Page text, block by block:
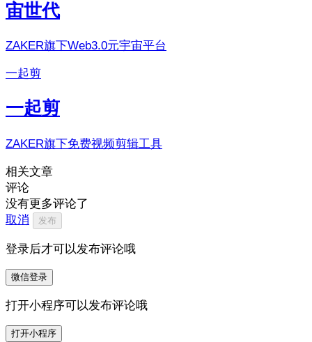
宙世代
ZAKER旗下Web3.0元宇宙平台
一起剪
一起剪
ZAKER旗下免费视频剪辑工具
相关文章
评论
没有更多评论了
取消
发布
登录后才可以发布评论哦
微信登录
打开小程序可以发布评论哦
打开小程序